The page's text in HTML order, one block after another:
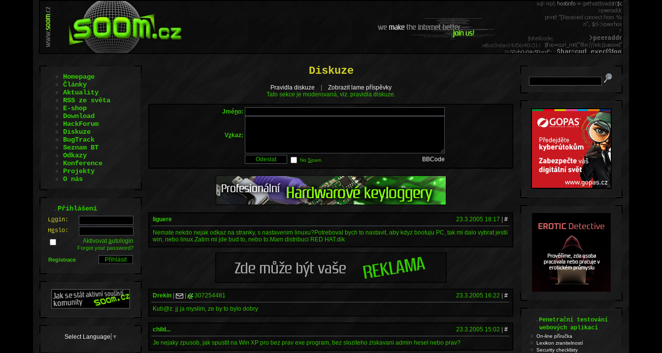
Diskuze
Pravidla diskuze
Zobrazit lame příspěvky
Tato sekce je moderovaná, viz. pravidla diskuze.
Jméno:
Vzkaz:
No Spam BBCode
liguere 23.3.2005 18:17 |#
Nemate nekdo nejak odkaz na stranky, s nastavenim linuxu?Potreboval bych to nastavit, aby kdyz bootuju PC, tak mi dalo vybrat jestli
win, nebo linux.Zatim mi jde bud to, nebo to.Mam distribuci RED HAT.dik
Drekin | | 307254481 23.3.2005 16:22 |#
Kub@z: jj ja myslim, ze by to bylo dobry
child... 23.3.2005 15:02 |#
Je nejaky zpusob, jak spustit na Win XP pro bez prav exe program, bez sloziteho ziskavani admin hesel nebo prav?
Homepage
Články
Aktuality
RSS ze světa
E-shop
Download
HackForum
Diskuze
BugTrack
Seznam BT
Odkazy
Konference
Projekty
O nás
.Přihlášení
Login:
Heslo:
Aktivovatautologin
Forgot your password?
Registrace
Select Language ▼
.Penetrační testování
webových aplikací
On-line příručka
Lexikon zranitelností
Security checklisty